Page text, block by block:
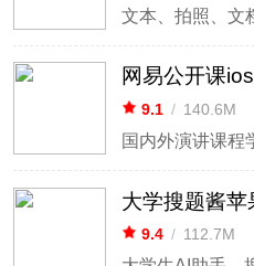
网易公开课
9.1 / 140.6M
国内外演讲课程
大学搜题酱苹
9.4 / 112.7M